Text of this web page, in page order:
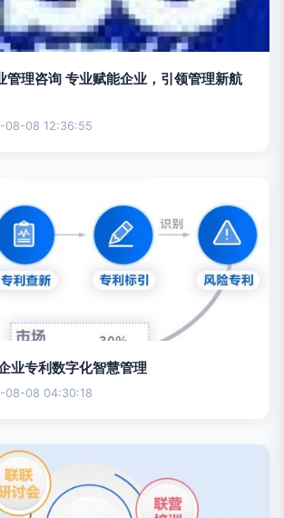
管理咨询 专业赋能企业，引领管理新航
08-08 12:36:55
业专利数字化智慧管理
08-08 04:30:18